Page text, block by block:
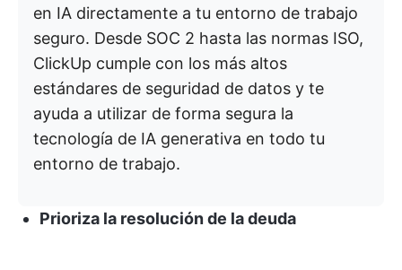
en IA directamente a tu entorno de trabajo
seguro. Desde SOC 2 hasta las normas ISO,
ClickUp cumple con los más altos
estándares de seguridad de datos y te
ayuda a utilizar de forma segura la
tecnología de IA generativa en todo tu
entorno de trabajo.
Prioriza la resolución de la deuda